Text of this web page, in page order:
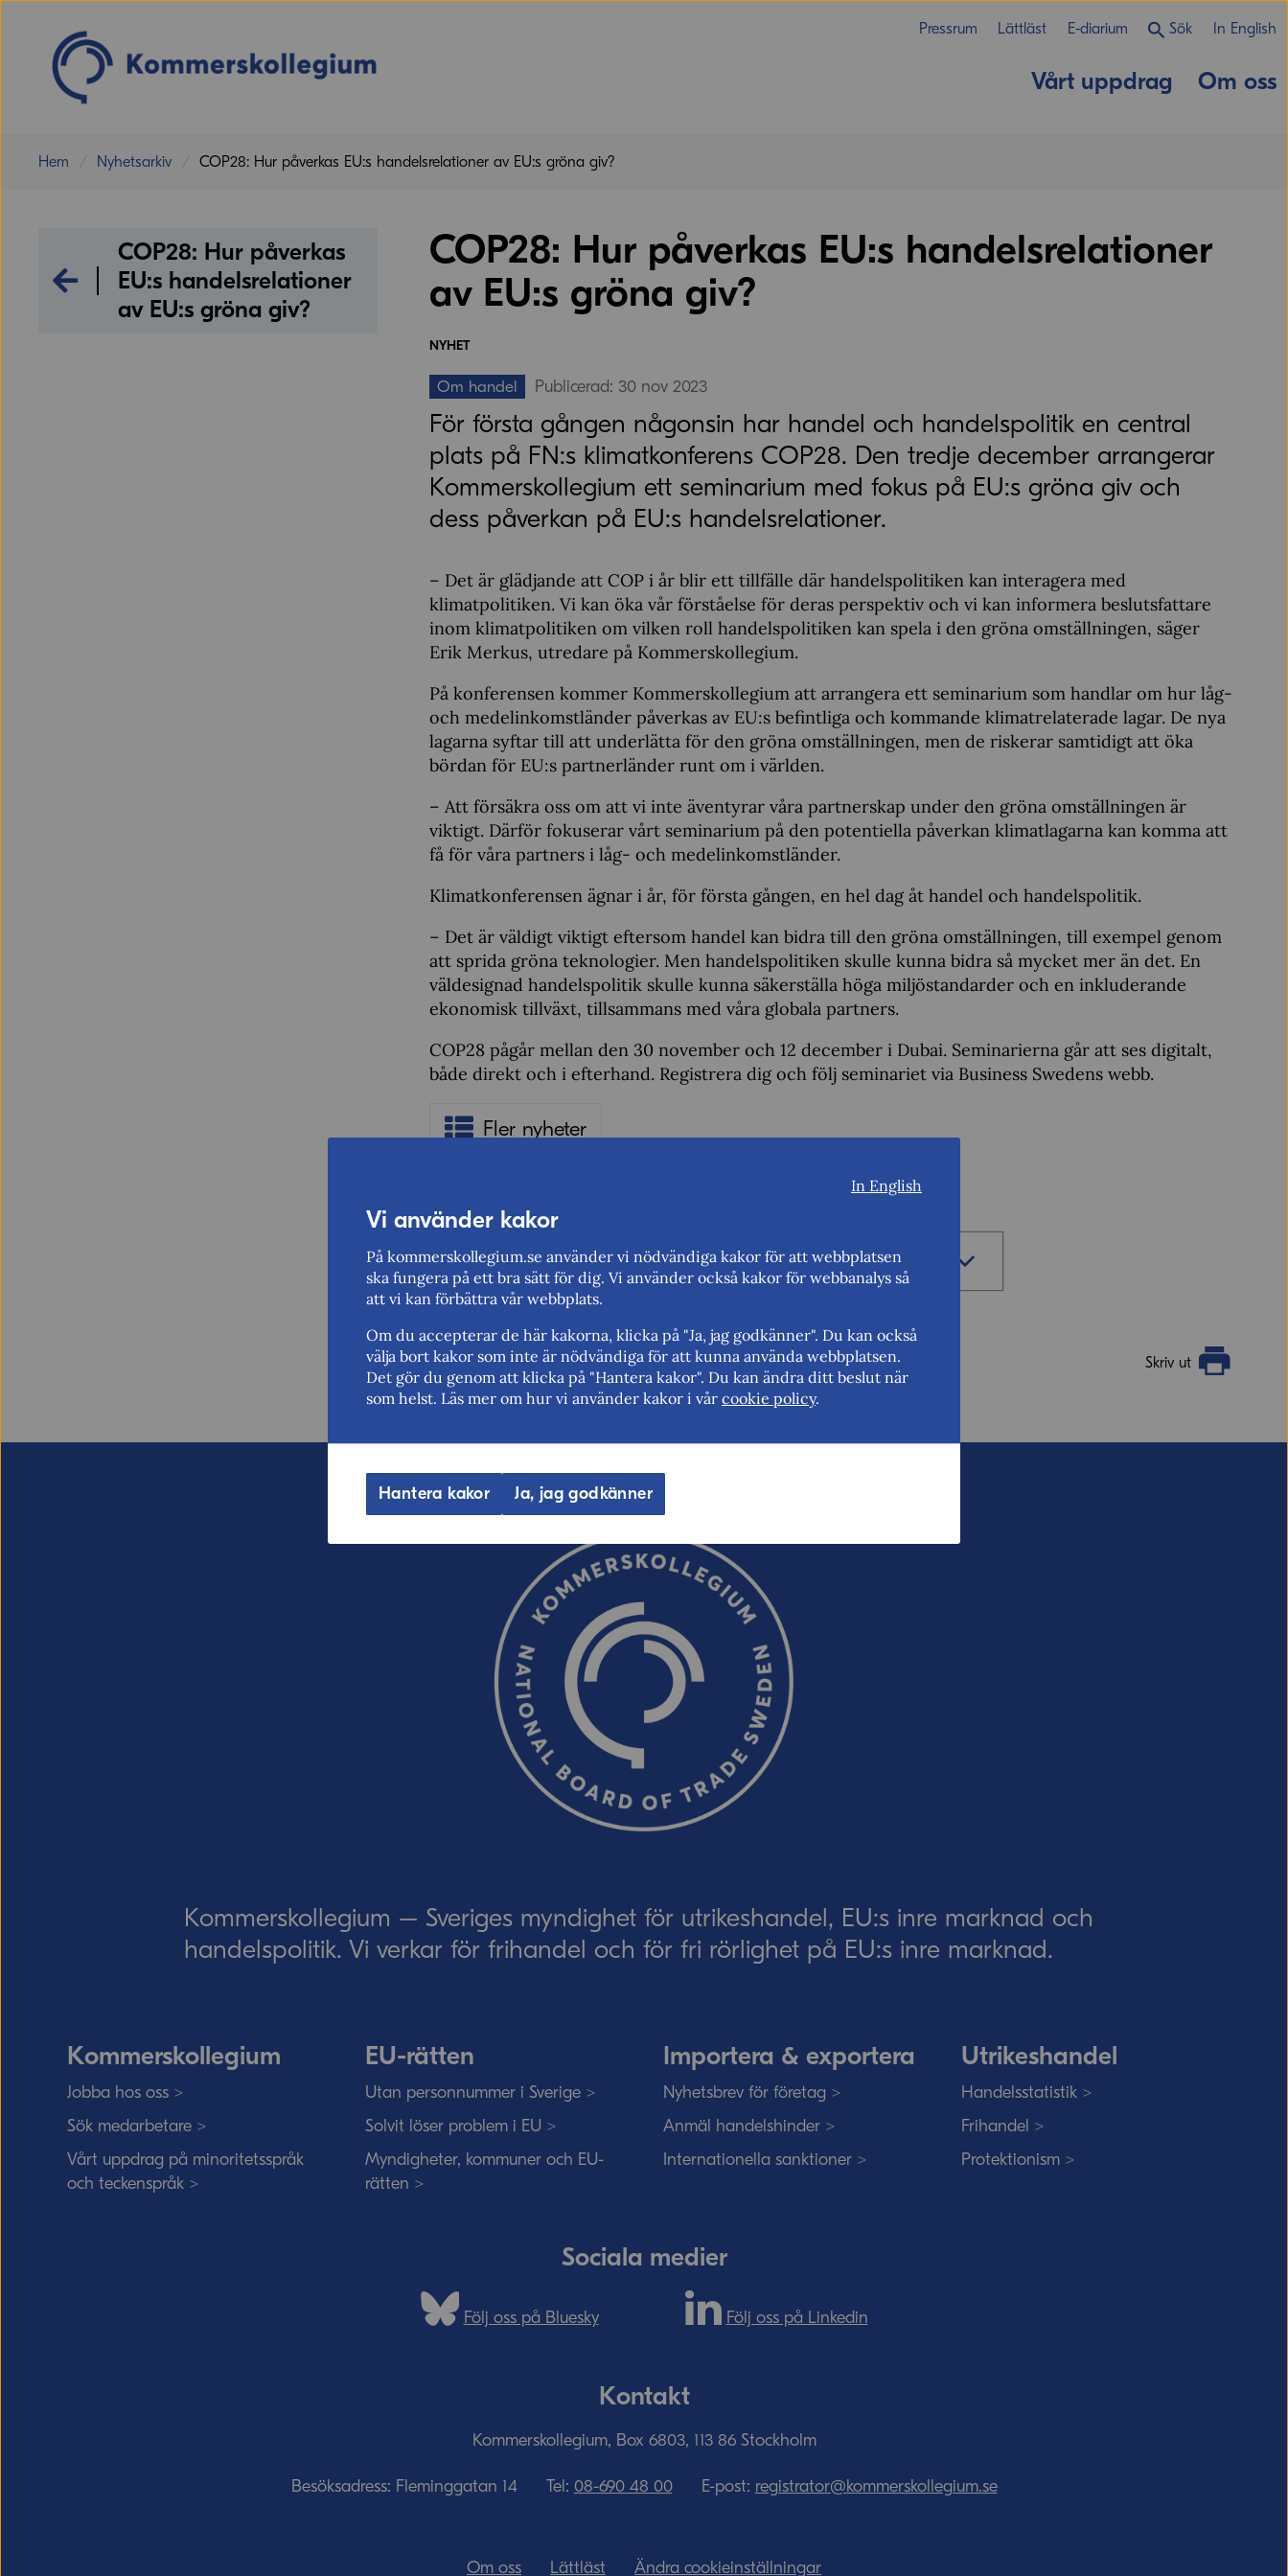
Pressrum Lättläst E-diarium Sök In English
Vårt uppdrag Om oss
Hem Nyhetsarkiv COP28: Hur påverkas EU:s handelsrelationer av EU:s gröna giv?
Nyhetsarkiv
COP28: Hur påverkas
EU:s handelsrelationer
av EU:s gröna giv?
COP28: Hur påverkas EU:s handelsrelationer
av EU:s gröna giv?
NYHET
Om handel Publicerad: 30 nov 2023
För första gången någonsin har handel och handelspolitik en central
plats på FN:s klimatkonferens COP28. Den tredje december arrangerar
Kommerskollegium ett seminarium med fokus på EU:s gröna giv och
dess påverkan på EU:s handelsrelationer.
– Det är glädjande att COP i år blir ett tillfälle där handelspolitiken kan interagera med
klimatpolitiken. Vi kan öka vår förståelse för deras perspektiv och vi kan informera beslutsfattare
inom klimatpolitiken om vilken roll handelspolitiken kan spela i den gröna omställningen, säger
Erik Merkus, utredare på Kommerskollegium.
På konferensen kommer Kommerskollegium att arrangera ett seminarium som handlar om hur låg-
och medelinkomstländer påverkas av EU:s befintliga och kommande klimatrelaterade lagar. De nya
lagarna syftar till att underlätta för den gröna omställningen, men de riskerar samtidigt att öka
bördan för EU:s partnerländer runt om i världen.
– Att försäkra oss om att vi inte äventyrar våra partnerskap under den gröna omställningen är
viktigt. Därför fokuserar vårt seminarium på den potentiella påverkan klimatlagarna kan komma att
få för våra partners i låg- och medelinkomstländer.
Klimatkonferensen ägnar i år, för första gången, en hel dag åt handel och handelspolitik.
– Det är väldigt viktigt eftersom handel kan bidra till den gröna omställningen, till exempel genom
att sprida gröna teknologier. Men handelspolitiken skulle kunna bidra så mycket mer än det. En
väldesignad handelspolitik skulle kunna säkerställa höga miljöstandarder och en inkluderande
ekonomisk tillväxt, tillsammans med våra globala partners.
COP28 pågår mellan den 30 november och 12 december i Dubai. Seminarierna går att ses digitalt,
både direkt och i efterhand. Registrera dig och följ seminariet via Business Swedens webb.
Fler nyheter
Berätta gärna vad vi kan göra för att förbättra den här sidan.
oss!)
Ordverifiering Uppdatera captcha
Uppdaterad: 2023-11-30 Skriv ut
Kommerskollegium – Sveriges myndighet för utrikeshandel, EU:s inre marknad och
handelspolitik. Vi verkar för frihandel och för fri rörlighet på EU:s inre marknad.
Kommerskollegium
Jobba hos oss >
Sök medarbetare >
Vårt uppdrag på minoritetsspråk
och teckenspråk >
EU-rätten
Utan personnummer i Sverige >
Solvit löser problem i EU >
Myndigheter, kommuner och EU-
rätten >
Importera & exportera
Nyhetsbrev för företag >
Anmäl handelshinder >
Internationella sanktioner >
Utrikeshandel
Handelsstatistik >
Frihandel >
Protektionism >
Sociala medier
Följ oss på Bluesky Följ oss på Linkedin
Kontakt
Kommerskollegium, Box 6803, 113 86 Stockholm
Besöksadress: Fleminggatan 14 Tel: 08-690­ 48­ 00 E-post: registrator@kommerskollegium.se
Om oss Lättläst Ändra cookieinställningar
In English
Vi använder kakor
På kommerskollegium.se använder vi nödvändiga kakor för att webbplatsen
ska fungera på ett bra sätt för dig. Vi använder också kakor för webbanalys så
att vi kan förbättra vår webbplats.
Om du accepterar de här kakorna, klicka på "Ja, jag godkänner". Du kan också
välja bort kakor som inte är nödvändiga för att kunna använda webbplatsen.
Det gör du genom att klicka på "Hantera kakor". Du kan ändra ditt beslut när
som helst. Läs mer om hur vi använder kakor i vår cookie policy.
Hantera kakor Ja, jag godkänner